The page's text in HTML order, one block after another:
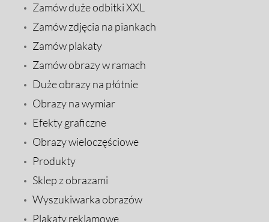
Zamów duże odbitki XXL
Zamów zdjęcia na piankach
Zamów plakaty
Zamów obrazy w ramach
Duże obrazy na płótnie
Obrazy na wymiar
Efekty graficzne
Obrazy wieloczęściowe
Produkty
Sklep z obrazami
Wyszukiwarka obrazów
Plakaty reklamowe